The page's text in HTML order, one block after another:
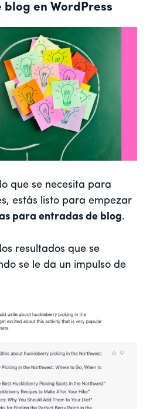
en WordPress
que se necesita para
estás listo para empezar
para entradas de blog.
resultados que se
se le da un impulso de